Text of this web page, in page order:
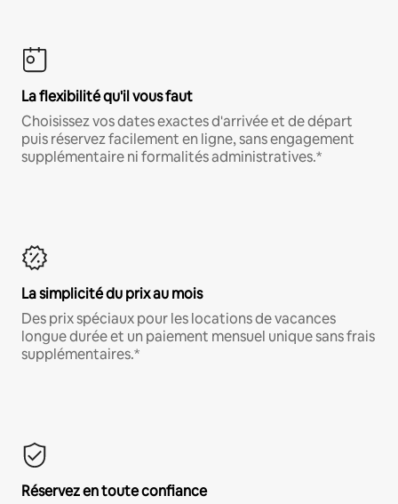
La flexibilité qu'il vous faut
Choisissez vos dates exactes d'arrivée et de départ
puis réservez facilement en ligne, sans engagement
supplémentaire ni formalités administratives.*
La simplicité du prix au mois
Des prix spéciaux pour les locations de vacances
longue durée et un paiement mensuel unique sans frais
supplémentaires.*
Réservez en toute confiance